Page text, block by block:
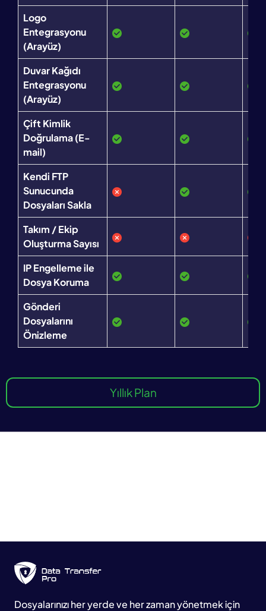
Yıllık Plan
Logo
Entegrasyonu
(Arayüz)
Duvar Kağıdı
Entegrasyonu
(Arayüz)
Çift Kimlik
Doğrulama (E-
mail)
Kendi FTP
Sunucunda
Dosyaları Sakla
Takım / Ekip
Oluşturma Sayısı
IP Engelleme ile
Dosya Koruma
Gönderi
Dosyalarını
Önizleme
Dosyalarınızı her yerde ve her zaman yönetmek için